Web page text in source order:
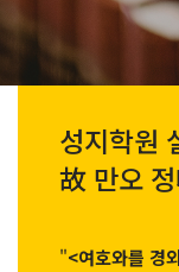
성지학원
故 만오
"<여호와를 경